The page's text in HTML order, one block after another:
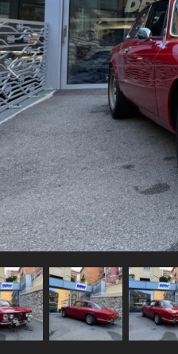
Précédent